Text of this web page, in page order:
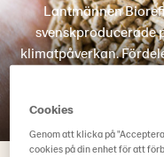
Lantmännen
svenskproducerade
klimatpåverkan.
Cookies
Genom att klicka på
cookies på din enhet för att